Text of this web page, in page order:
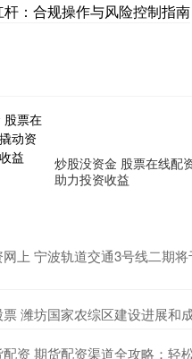
杆：合规操作与风险控制指南
炒股没资金 股票在线配
助力投资收益
上 宁波轨道交通3号线二期
潍坊国家农综区建设进展和
资 期货配资渠道全攻略：轻